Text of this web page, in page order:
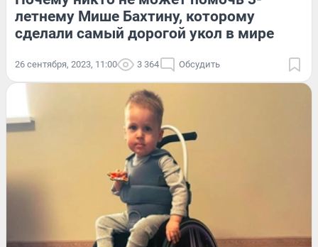
летнему Мише Бахтину, которому
сделали самый дорогой укол в мире
26 сентября, 2023, 11:00 3 364 Обсудить